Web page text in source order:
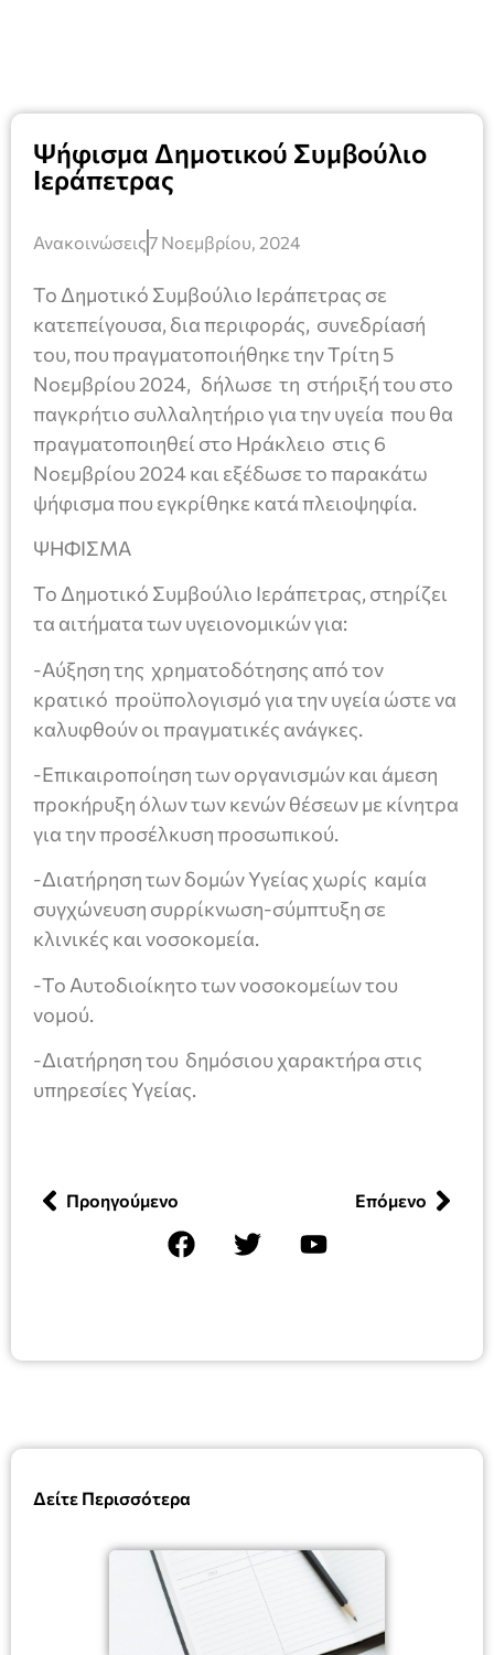
Δείτε Περισσότερα
Ψήφισμα Δημοτικού Συμβούλιο
Ιεράπετρας
Ανακοινώσεις7 Νοεμβρίου, 2024
Το Δημοτικό Συμβούλιο Ιεράπετρας σε
κατεπείγουσα, δια περιφοράς, συνεδρίασή
του, που πραγματοποιήθηκε την Τρίτη 5
Νοεμβρίου 2024, δήλωσε τη στήριξή του στο
παγκρήτιο συλλαλητήριο για την υγεία που θα
πραγματοποιηθεί στο Ηράκλειο στις 6
Νοεμβρίου 2024 και εξέδωσε το παρακάτω
ψήφισμα που εγκρίθηκε κατά πλειοψηφία.
ΨΗΦΙΣΜΑ
Το Δημοτικό Συμβούλιο Ιεράπετρας, στηρίζει
τα αιτήματα των υγειονομικών για:
-Αύξηση της χρηματοδότησης από τον
κρατικό προϋπολογισμό για την υγεία ώστε να
καλυφθούν οι πραγματικές ανάγκες.
-Επικαιροποίηση των οργανισμών και άμεση
προκήρυξη όλων των κενών θέσεων με κίνητρα
για την προσέλκυση προσωπικού.
-Διατήρηση των δομών Υγείας χωρίς καμία
συγχώνευση συρρίκνωση-σύμπτυξη σε
κλινικές και νοσοκομεία.
-Το Αυτοδιοίκητο των νοσοκομείων του
νομού.
-Διατήρηση του δημόσιου χαρακτήρα στις
υπηρεσίες Υγείας.
Προηγούμενο Επόμενο